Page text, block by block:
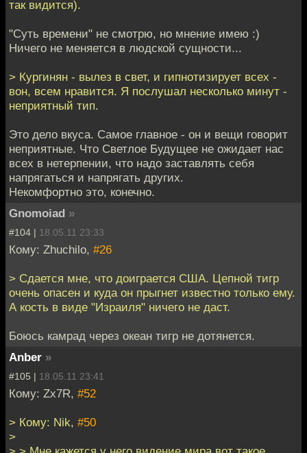
так видится).
"Суть времени" не смотрю, но мнение имею :)
Ничего не меняется в людской сущности...
> Кургинян - вылез в свет, и гипнотизирует всех -
вон, всем нравится. Я послушал несколько минут -
неприятный тип.
Это дело вкуса. Самое главное - он и вещи говорит
неприятные. Что Светлое Будущее не ожидает нас
всех в нетерпении, что надо заставлять себя
напрягаться и напрягать других.
Некомфортно это, конечно.
Gnomoiad »
#104 | 18.05.11 23:33
Кому: Zhuchilo, #26
> Сдается мне, что доиграется США. Цепной тигр
очень опасен и куда он прыгнет известно только ему.
А кость в виде "Израиля" ничего не даст.
Боюсь камрад через океан тигр не дотянется.
Anber »
#105 | 18.05.11 23:41
Кому: Zx7R, #52
> Кому: Nik, #50
>